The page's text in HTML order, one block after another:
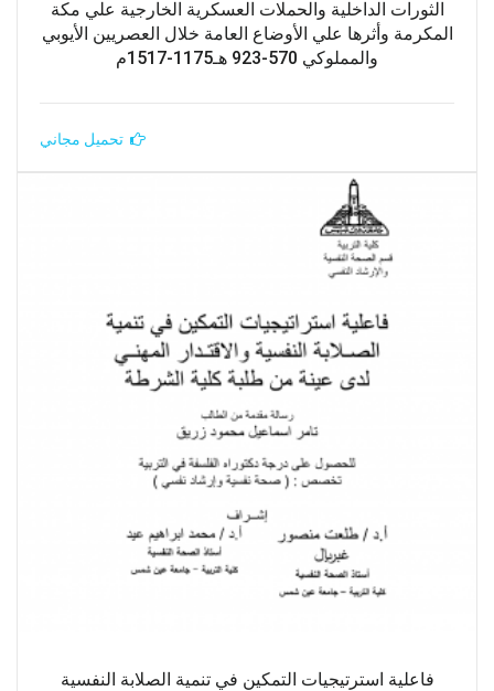
الثورات الداخلية والحملات العسكرية الخارجية علي مكة
المكرمة وأثرها علي الأوضاع العامة خلال العصريين الأيوبي
والمملوكي 570-923 هـ1175-1517م
تحميل مجاني
فاعلية استرتيجيات التمكين في تنمية الصلابة النفسية